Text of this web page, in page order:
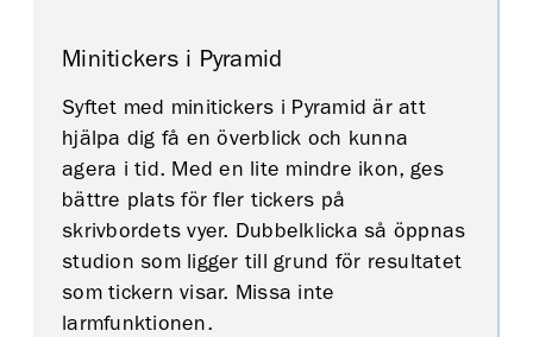
Minitickers i Pyramid
Syftet med minitickers i Pyramid är att
hjälpa dig få en överblick och kunna
agera i tid. Med en lite mindre ikon, ges
bättre plats för fler tickers på
skrivbordets vyer. Dubbelklicka så öppnas
studion som ligger till grund för resultatet
som tickern visar. Missa inte
larmfunktionen.